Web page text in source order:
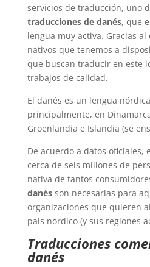
servicios de traducción, uno
traducciones de danés, que
lengua muy activa. Gracias
nativos que tenemos a
que buscan traducir en este
trabajos de calidad.
El danés es un lengua
principalmente, en
Groenlandia e Islandia (se
De acuerdo a datos oficiales,
cerca de seis millones de
nativa de tantos
danés son necesarias para
organizaciones que quieren
país nórdico (y sus regiones
Traducciones
danés